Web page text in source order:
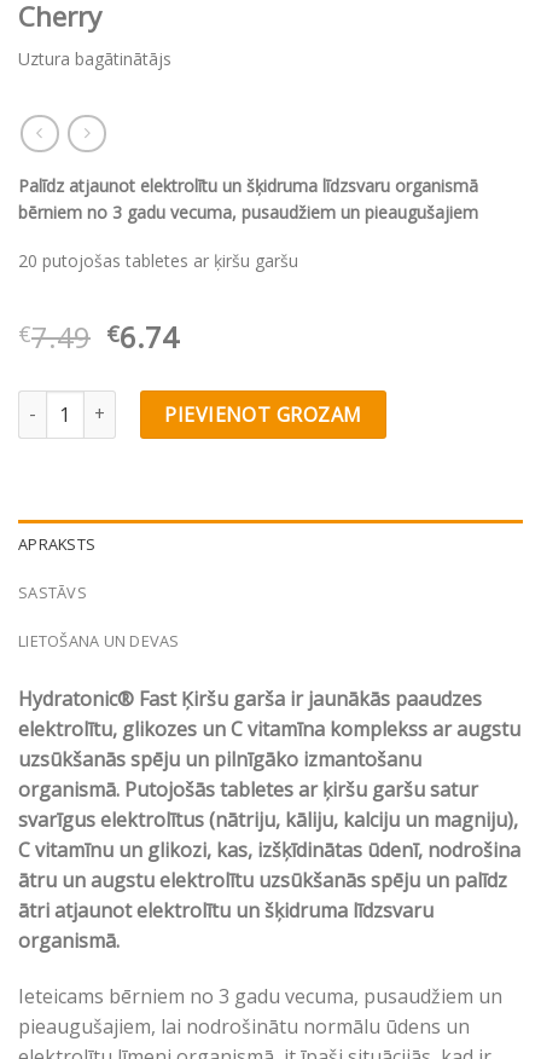
Cherry
Uztura bagātinātājs
Palīdz atjaunot elektrolītu un šķidruma līdzsvaru organismā
bērniem no 3 gadu vecuma, pusaudžiem un pieaugušajiem
20 putojošas tabletes ar ķiršu garšu
€7.49 Original
was:
€7.49.
€6.74Current
is:
€6.74.
Olimp Labs Hydratonic® FAST 3+ Cherry quantity
PIEVIENOT GROZAM
APRAKSTS
SASTĀVS
LIETOŠANA UN DEVAS
Hydratonic® Fast Ķiršu garša ir jaunākās paaudzes
elektrolītu, glikozes un C vitamīna komplekss ar augstu
uzsūkšanās spēju un pilnīgāko izmantošanu
organismā. Putojošās tabletes ar ķiršu garšu satur
svarīgus elektrolītus (nātriju, kāliju, kalciju un magniju),
C vitamīnu un glikozi, kas, izšķīdinātas ūdenī, nodrošina
ātru un augstu elektrolītu uzsūkšanās spēju un palīdz
ātri atjaunot elektrolītu un šķidruma līdzsvaru
organismā.
Ieteicams bērniem no 3 gadu vecuma, pusaudžiem un
pieaugušajiem, lai nodrošinātu normālu ūdens un